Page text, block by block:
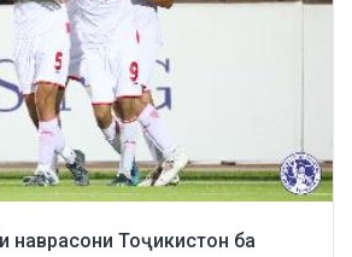
наврасони Тоҷикистон ба